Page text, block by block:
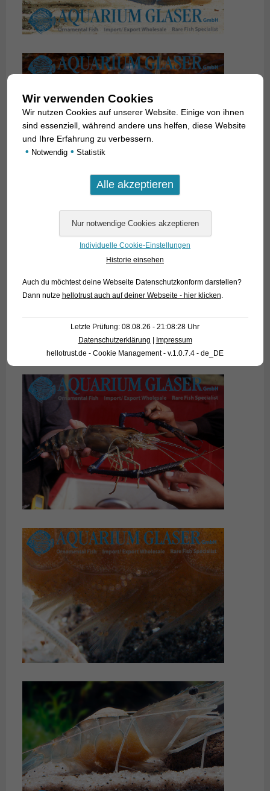
Wir verwenden Cookies
Wir nutzen Cookies auf unserer Website. Einige von ihnen
sind essenziell, während andere uns helfen, diese Website
und Ihre Erfahrung zu verbessern.
• Notwendig • Statistik
Individuelle Cookie-Einstellungen
Historie einsehen
Auch du möchtest deine Webseite Datenschutzkonform darstellen?
Dann nutze hellotrust auch auf deiner Webseite - hier klicken
Letzte Prüfung: 08.08.26 - 21:08:28 Uhr
Datenschutzerklärung | Impressum
hellotrust.de - Cookie Management - v.1.0.7.4 - de_DE